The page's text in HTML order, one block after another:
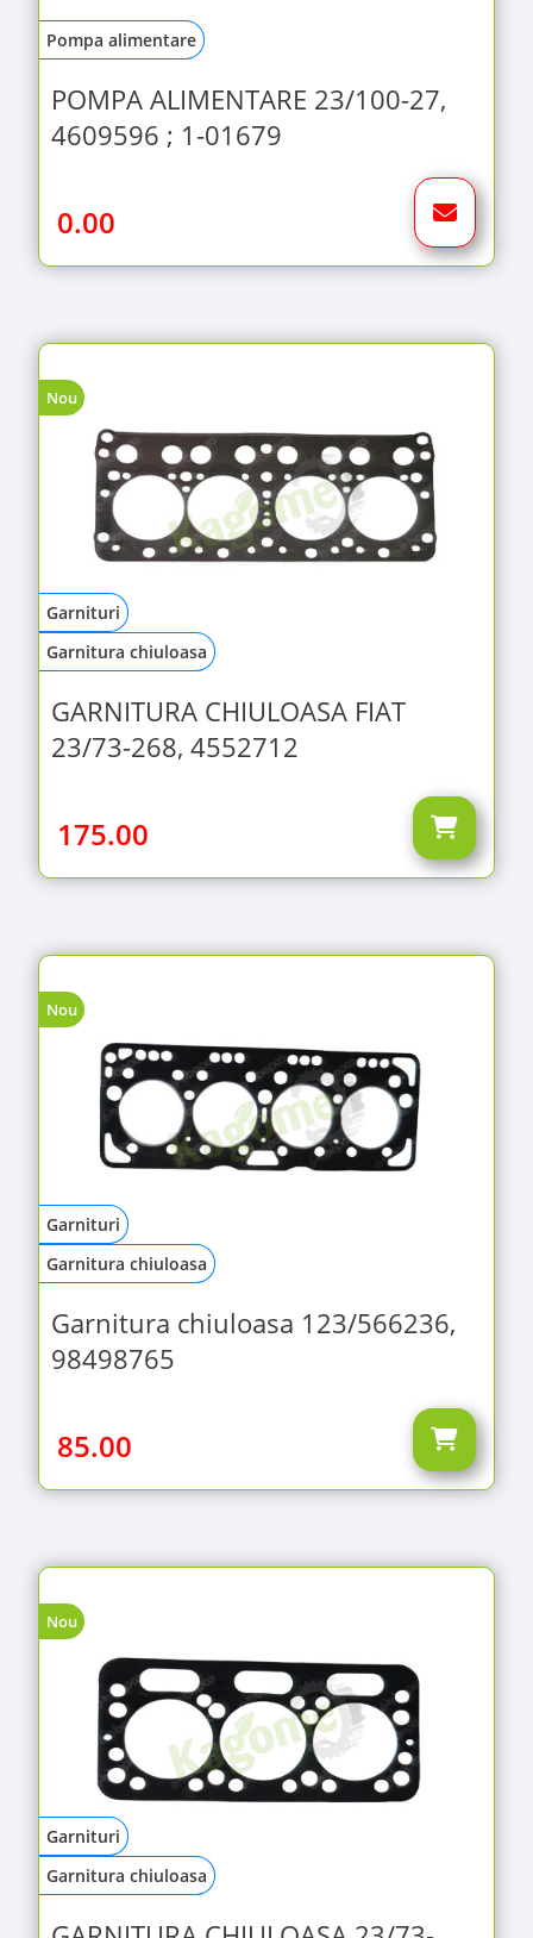
Pompa alimentare
POMPA ALIMENTARE 23/100-27,
4609596 ; 1-01679
0.00
Nou
Garnituri
Garnitura chiuloasa
GARNITURA CHIULOASA FIAT
23/73-268, 4552712
175.00
Nou
Garnituri
Garnitura chiuloasa
Garnitura chiuloasa 123/566236,
98498765
85.00
Nou
Garnituri
Garnitura chiuloasa